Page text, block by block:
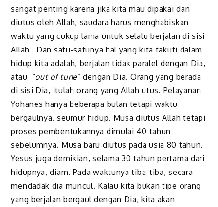
sangat penting karena jika kita mau dipakai dan
diutus oleh Allah, saudara harus menghabiskan
waktu yang cukup lama untuk selalu berjalan di sisi
Allah. Dan satu-satunya hal yang kita takuti dalam
hidup kita adalah, berjalan tidak paralel dengan Dia,
atau “out of tune” dengan Dia. Orang yang berada
di sisi Dia, itulah orang yang Allah utus. Pelayanan
Yohanes hanya beberapa bulan tetapi waktu
bergaulnya, seumur hidup. Musa diutus Allah tetapi
proses pembentukannya dimulai 40 tahun
sebelumnya. Musa baru diutus pada usia 80 tahun.
Yesus juga demikian, selama 30 tahun pertama dari
hidupnya, diam. Pada waktunya tiba-tiba, secara
mendadak dia muncul. Kalau kita bukan tipe orang
yang berjalan bergaul dengan Dia, kita akan